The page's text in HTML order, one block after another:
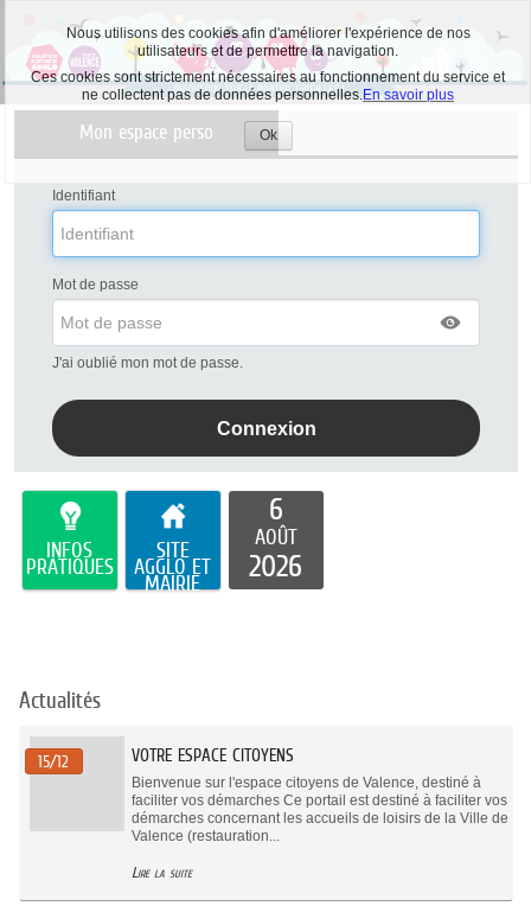
Nous utilisons des cookies afin d'améliorer l'expérience de nos
utilisateurs et de permettre la navigation.
Ces cookies sont strictement nécessaires au fonctionnement du service et
ne collectent pas de données personnelles.En savoir plus
Ok
Accepter
Mon espace perso
Identifiant
Mot de passe
J'ai oublié mon mot de passe.
INFOS
PRATIQUES
SITE
AGGLO ET
MAIRIE
6
AOÛT
2026
Actualités
15/12 VOTRE ESPACE CITOYENS
Bienvenue sur l'espace citoyens de Valence, destiné à
faciliter vos démarches Ce portail est destiné à faciliter vos
démarches concernant les accueils de loisirs de la Ville de
Valence (restauration...
Lire la suite